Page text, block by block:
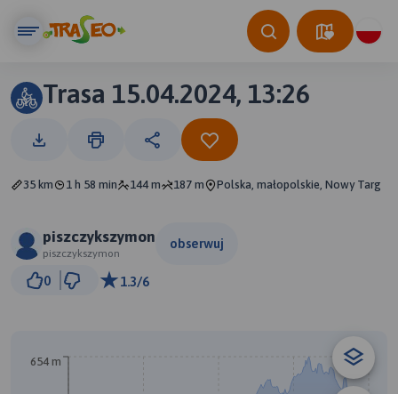
Trasa 15.04.2024, 13:26
35 km 1 h 58 min 144 m 187 m Polska, małopolskie, Nowy Targ
piszczykszymon
piszczykszymon
obserwuj
0 1.3/6
654 m